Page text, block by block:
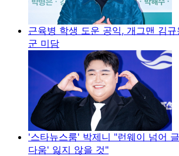
근육병 학생 도운 공익, 개그맨 김
군 미담
'스타뉴스룸' 박제니 "런웨이 넘어
다움' 잃지 않을 것"